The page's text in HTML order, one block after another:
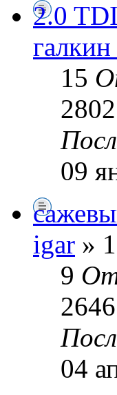
2.0
галкин
15
09
igar »
9
04